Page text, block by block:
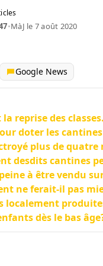
•MàJ le 7 août 2020
Google News
la reprise des
doter les
plus de
desdits cantines
à être vendu
ne ferait-il pas
localement
dès le bas